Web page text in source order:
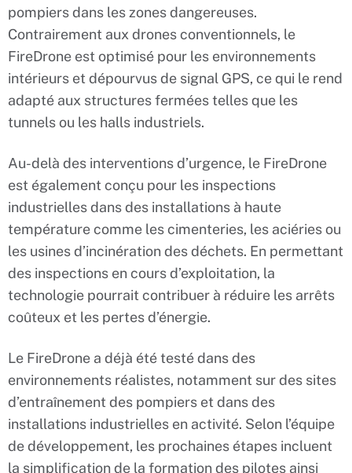
pompiers dans les zones dangereuses.
Contrairement aux drones conventionnels, le
FireDrone est optimisé pour les environnements
intérieurs et dépourvus de signal GPS, ce qui le rend
adapté aux structures fermées telles que les
tunnels ou les halls industriels.
Au-delà des interventions d’urgence, le FireDrone
est également conçu pour les inspections
industrielles dans des installations à haute
température comme les cimenteries, les aciéries ou
les usines d’incinération des déchets. En permettant
des inspections en cours d’exploitation, la
technologie pourrait contribuer à réduire les arrêts
coûteux et les pertes d’énergie.
Le FireDrone a déjà été testé dans des
environnements réalistes, notamment sur des sites
d’entraînement des pompiers et dans des
installations industrielles en activité. Selon l’équipe
de développement, les prochaines étapes incluent
la simplification de la formation des pilotes ainsi